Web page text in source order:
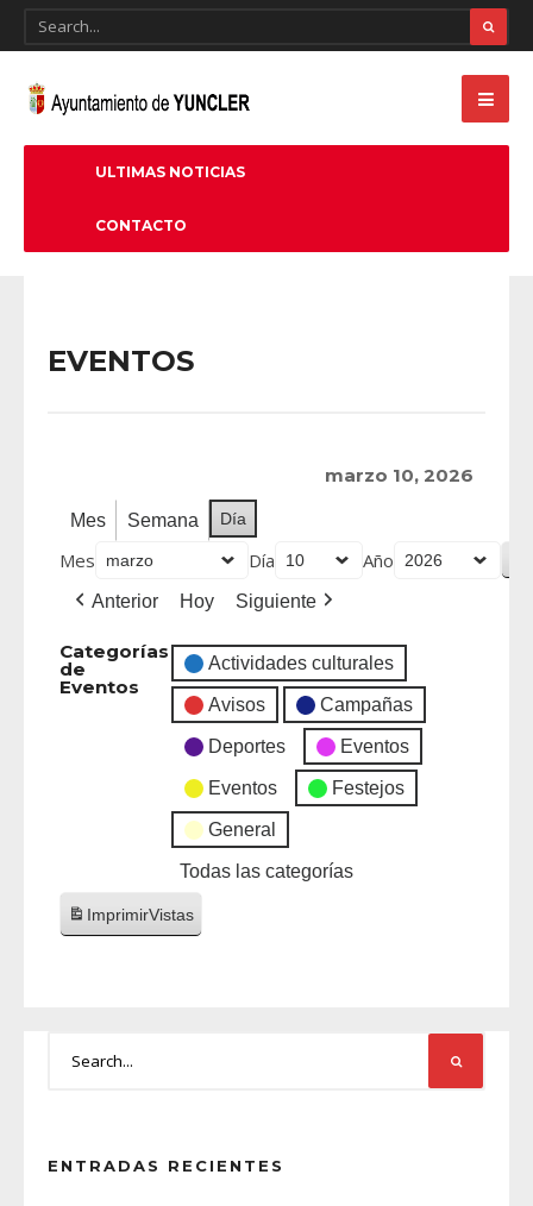
ULTIMAS NOTICIAS
CONTACTO
EVENTOS
marzo 10, 2026
Mes Semana Día
Mes Día Año
Anterior Hoy Siguiente
Categorías
de
Eventos
Actividades culturales
Avisos Campañas
Deportes Eventos
Eventos Festejos
General
Todas las categorías
ImprimirVistas
ENTRADAS RECIENTES